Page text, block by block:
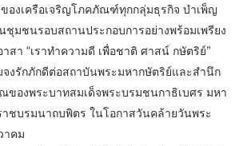
องเครือเจริญโภคภัณฑ์ทุกกลุ่มธุรกิจ บำเพ็ญ
มชนรอบสถานประกอบการอย่างพร้อมเพรียง
สา “เราทำความดี เพื่อชาติ ศาสน์ กษัตริย์”
จงรักภักดีต่อสถาบันพระมหากษัตริย์และสำนึก
องพระบาทสมเด็จพระบรมชนกาธิเบศร มหา
ชบรมนาถบพิตร ในโอกาสวันคล้ายวันพระ
าคม